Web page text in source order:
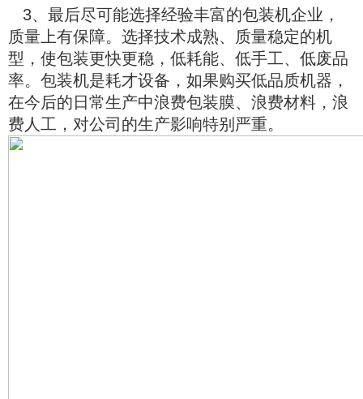
3、最后尽可能选择经验丰富的包装机企业，
质量上有保障。选择技术成熟、质量稳定的机
型，使包装更快更稳，低耗能、低手工、低废品
率。包装机是耗才设备，如果购买低品质机器，
在今后的日常生产中浪费包装膜、浪费材料，浪
费人工，对公司的生产影响特别严重。